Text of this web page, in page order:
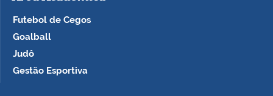
Futebol de Cegos
Goalball
Judô
Gestão Esportiva